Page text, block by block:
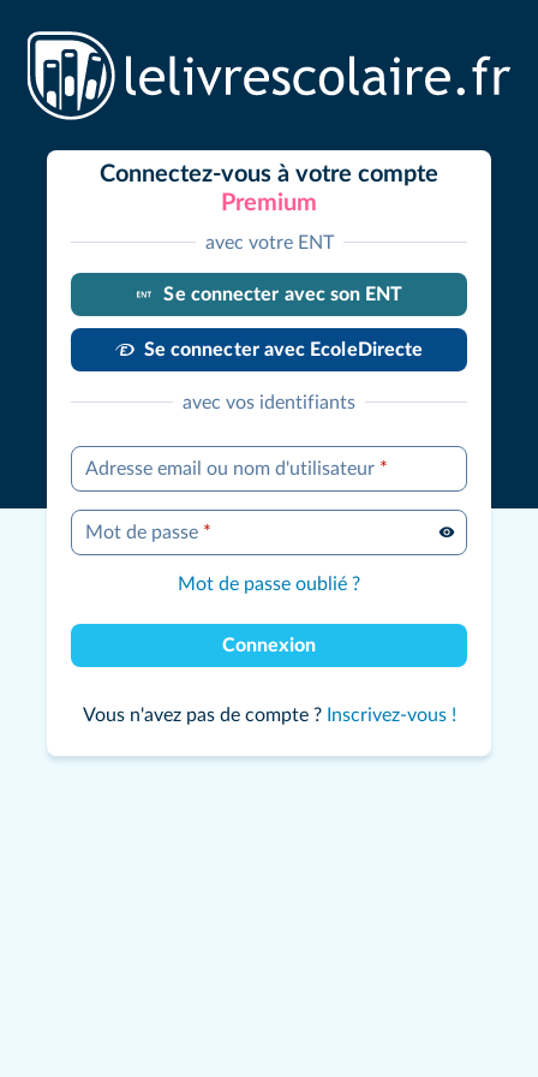
Connectez-vous à votre compte
Premium
avec votre ENT
Se connecter avec son ENT
Se connecter avec EcoleDirecte
avec vos identifiants
Adresse email ou nom d'utilisateur *
Mot de passe *
Mot de passe oublié ?
Connexion
Vous n'avez pas de compte ? Inscrivez-vous !